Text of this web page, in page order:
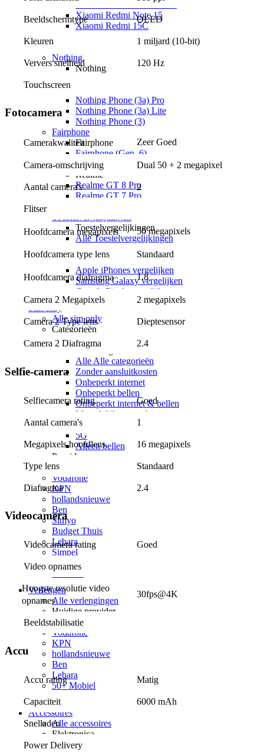
Xiaomi Redmi Note 15 5G
Xiaomi Redmi Note 15
Xiaomi Redmi 15C
Xiaomi Redmi A7 Pro
Nothing
Nothing
Nothing Phone (3a) Pro
Nothing Phone (3a) Lite
Nothing Phone (3)
Fairphone
Fairphone
Fairphone (Gen. 6)
Realme
Realme
Realme GT 8 Pro
Realme GT 7 Pro
Toestelvergelijkingen
Alle Toestelvergelijkingen
Apple vs Samsung
iOS vs Android
Apple iPhones vergelijken
Samsung Galaxy vergelijken
Google Pixels vergelijken
Alle sim only
Categorieën
Alle categorieën
Alle categorieën
Alle Alle categorieën
Zonder aansluitkosten
Onbeperkt internet
Onbeperkt bellen
Onbeperkt internet & bellen
Maandelijks opzegbaar
Data only
5G
Alleen bellen
Providers
Odido
Vodafone
KPN
hollandsnieuwe
Ben
Simyo
Budget Thuis
Lebara
Simpel
50+ Mobiel
Youfone
Verlengen
Alle verlengingen
Huidige provider
Odido
Vodafone
KPN
hollandsnieuwe
Ben
Lebara
50+ Mobiel
Youfone
Accessoires
Alle accessoires
Elektronica
Oordopjes
Beeldschermtype OLED
Kleuren 1 miljard (10-bit)
Ververs snelheid 120 Hz
Touchscreen
Fotocamera
Camerakwaliteit Zeer Goed
Camera-omschrijving Dual 50 + 2 megapixel
Aantal camera's 2
Flitser
Hoofdcamera megapixels 50 megapixels
Hoofdcamera type lens Standaard
Hoofdcamera diafragma 1.8
Camera 2 Megapixels 2 megapixels
Camera 2 Type lens Dieptesensor
Camera 2 Diafragma 2.4
Selfie-camera
Selfiecamera rating Goed
Aantal camera's 1
Megapixels hoofdlens 16 megapixels
Type lens Standaard
Diafragma 2.4
Videocamera
Videocamera rating Goed
Video opnames
Hoogste resolutie video
opnames
30fps@4K
Beeldstabilisatie
Accu
Accu rating Matig
Capaciteit 6000 mAh
Snelladen
Power Delivery